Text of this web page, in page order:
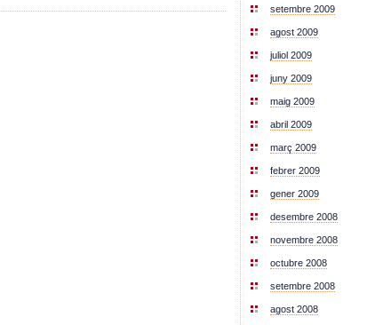
setembre 2009
agost 2009
juliol 2009
juny 2009
maig 2009
abril 2009
març 2009
febrer 2009
gener 2009
desembre 2008
novembre 2008
octubre 2008
setembre 2008
agost 2008